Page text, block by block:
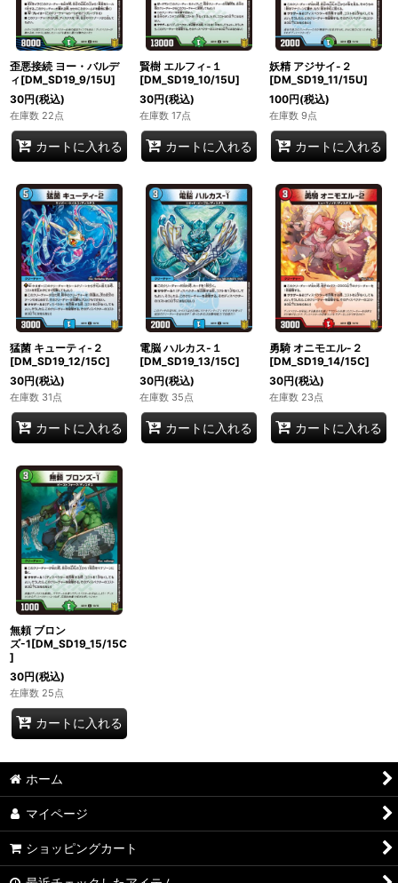
歪悪接続 ヨー・バルデ
ィ[DM_SD19_9/15U]
30円(税込)
在庫数 22点
カートに入れる
賢樹 エルフィ-１
[DM_SD19_10/15U]
30円(税込)
在庫数 17点
カートに入れる
妖精 アジサイ-２
[DM_SD19_11/15U]
100円(税込)
在庫数 9点
カートに入れる
猛菌 キューティ-２
[DM_SD19_12/15C]
30円(税込)
在庫数 31点
カートに入れる
電脳 ハルカス-１
[DM_SD19_13/15C]
30円(税込)
在庫数 35点
カートに入れる
勇騎 オニモエル-２
[DM_SD19_14/15C]
30円(税込)
在庫数 23点
カートに入れる
無頼 ブロン
ズ-1[DM_SD19_15/15C
]
30円(税込)
在庫数 25点
カートに入れる
ホーム
マイページ
ショッピングカート